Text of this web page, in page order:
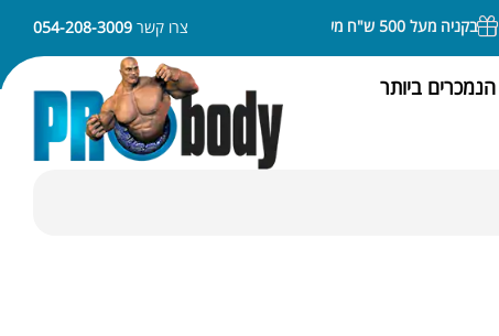
בקניה מעל 500 ש"ח משלוח חינם ניתן לשלם באמצעות APPLE PAY או SAMSUNG PAYצרו קשר 054-208-3009
הנמכרים ביותר